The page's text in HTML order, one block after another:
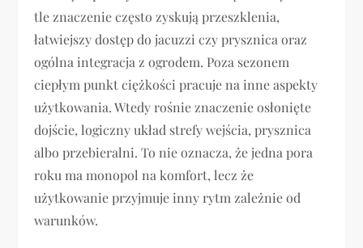
tle znaczenie często zyskują przeszklenia,
łatwiejszy dostęp do jacuzzi czy prysznica oraz
ogólna integracja z ogrodem. Poza sezonem
ciepłym punkt ciężkości pracuje na inne aspekty
użytkowania. Wtedy rośnie znaczenie osłonięte
dojście, logiczny układ strefy wejścia, prysznica
albo przebieralni. To nie oznacza, że jedna pora
roku ma monopol na komfort, lecz że
użytkowanie przyjmuje inny rytm zależnie od
warunków.